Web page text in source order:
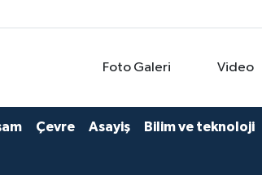
Foto Galeri Video
Çevre Asayiş Bilim ve teknoloji